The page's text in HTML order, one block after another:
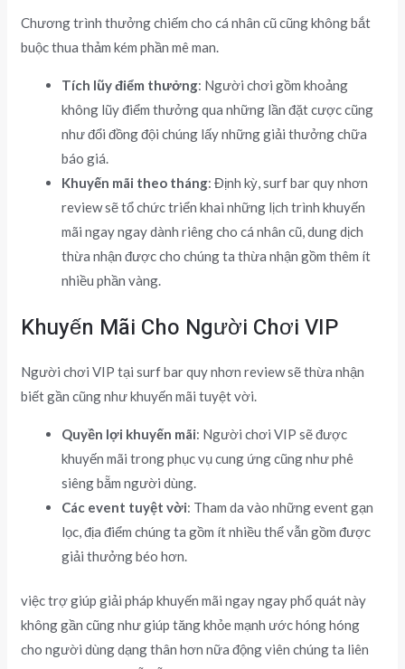
Chương trình thưởng chiếm cho cá nhân cũ cũng không bắt
buộc thua thảm kém phần mê man.
Tích lũy điểm thưởng: Người chơi gồm khoảng
không lũy điểm thưởng qua những lần đặt cược cũng
như đổi đồng đội chúng lấy những giải thưởng chữa
báo giá.
Khuyến mãi theo tháng: Định kỳ, surf bar quy nhơn
review sẽ tổ chức triển khai những lịch trình khuyến
mãi ngay ngay dành riêng cho cá nhân cũ, dung dịch
thừa nhận được cho chúng ta thừa nhận gồm thêm ít
nhiều phần vàng.
Khuyến Mãi Cho Người Chơi VIP
Người chơi VIP tại surf bar quy nhơn review sẽ thừa nhận
biết gần cũng như khuyến mãi tuyệt vời.
Quyền lợi khuyến mãi: Người chơi VIP sẽ được
khuyến mãi trong phục vụ cung ứng cũng như phê
siêng bẵm người dùng.
Các event tuyệt vời: Tham da vào những event gạn
lọc, địa điểm chúng ta gồm ít nhiều thể vẫn gồm được
giải thưởng béo hơn.
việc trợ giúp giải pháp khuyến mãi ngay ngay phổ quát này
không gần cũng như giúp tăng khỏe mạnh ước hóng hóng
cho người dùng dạng thân hơn nữa động viên chúng ta liên